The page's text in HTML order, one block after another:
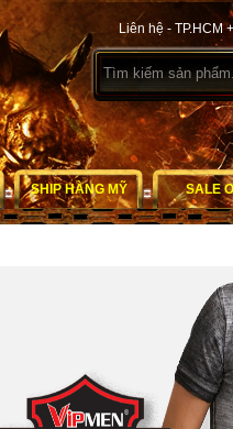
Liên hệ - TP.HCM
SHIP HÀNG MỸ SALE